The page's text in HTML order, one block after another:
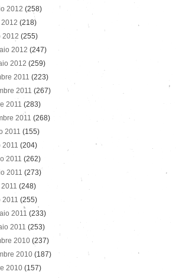
2012 (258)
(218)
2012 (255)
2012 (247)
2012 (259)
2011 (223)
2011 (267)
2011 (283)
2011 (268)
2011 (155)
2011 (204)
2011 (262)
2011 (273)
(248)
2011 (255)
2011 (233)
2011 (253)
2010 (237)
2010 (187)
2010 (157)